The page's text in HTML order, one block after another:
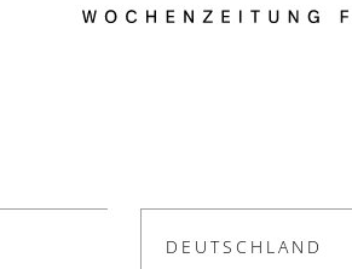
DEUTSCHLAND